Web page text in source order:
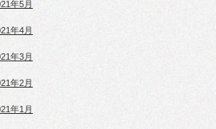
年5月
年4月
年3月
年2月
年1月